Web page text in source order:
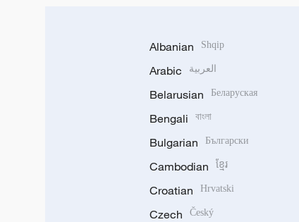
Albanian Shqip
Arabic العربية
Belarusian Беларуская
Bengali বাংলা
Bulgarian Български
Cambodian ខ្មែរ
Croatian Hrvatski
Czech Český